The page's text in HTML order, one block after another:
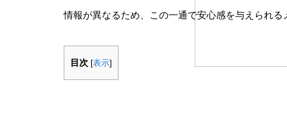
情報が異なるため、この一通で安心感を与えられる
目次 [表示]